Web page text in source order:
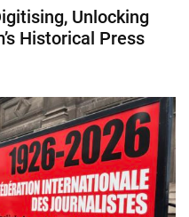
Unlocking
Historical Press